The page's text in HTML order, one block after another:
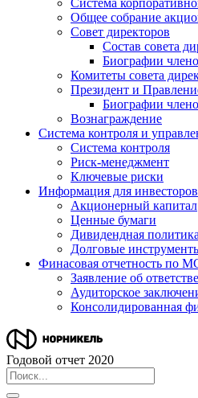
Система
Общее собрание
Совет директоров
Состав совета
Биографии
Комитеты совета
Президент и
Биографии
Вознаграждение
Система контроля и
Система контроля
Риск-менеджмент
Ключевые риски
Информация для инвесторов
Акционерный капитал
Ценные бумаги
Дивидендная политика
Долговые
Финасовая отчетность по
Заявление об
Аудиторское
Консолидированная
Годовой отчет 2020